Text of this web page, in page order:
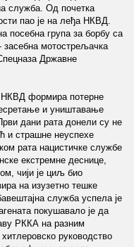
служба. Од почетка
пао је на леђа НКВД.
посебна група за борбу са
мотострељачка
Државне
НКВД формира потерне
и уништавање
дани рата донели су не
и страшне неуспехе
рата нацистичке службе
екстремне деснице,
чији је циљ био
на изузетно тешке
служба успела је
покушавало је да
РККА на разним
руководство